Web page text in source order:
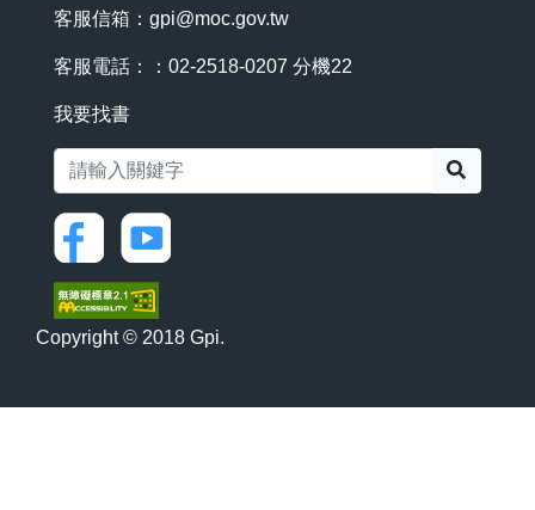
客服信箱： gpi@moc.gov.tw
客服電話：：02-2518-0207 分機22
我要找書
Copyright © 2018 Gpi.